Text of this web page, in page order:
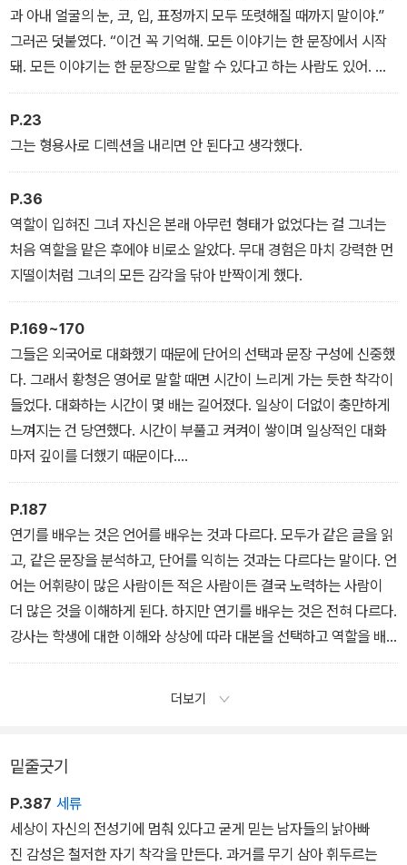
과 아내 얼굴의 눈, 코, 입, 표정까지 모두 또렷해질 때까지 말이야.”
그러곤 덧붙였다. “이건 꼭 기억해. 모든 이야기는 한 문장에서 시작
돼. 모든 이야기는 한 문장으로 말할 수 있다고 하는 사람도 있어. 그
런데”, 언니는 일부러 잠시 뜸을 들였다. “이야기를 시작한 그 한 문장
이 마지막 한 문장을 결정하는 거야.”
P.23
그는 형용사로 디렉션을 내리면 안 된다고 생각했다.
P.36
역할이 입혀진 그녀 자신은 본래 아무런 형태가 없었다는 걸 그녀는
처음 역할을 맡은 후에야 비로소 알았다. 무대 경험은 마치 강력한 먼
지떨이처럼 그녀의 모든 감각을 닦아 반짝이게 했다.
P.169~170
그들은 외국어로 대화했기 때문에 단어의 선택과 문장 구성에 신중했
다. 그래서 황청은 영어로 말할 때면 시간이 느리게 가는 듯한 착각이
들었다. 대화하는 시간이 몇 배는 길어졌다. 일상이 더없이 충만하게
느껴지는 건 당연했다. 시간이 부풀고 켜켜이 쌓이며 일상적인 대화
마저 깊이를 더했기 때문이다.
쥘리에트 비노슈가 전문 무용수만 못한 건 당연했다. 다리는 유연하
게 높이 올리지 못했고, 무게중심을 옮길 때는 넘어질까 걱정될 정도
였다. 하지만 유명 여배우가 자신의 결점이 노출될 수도 있는 공연에
도전한 것은 하늘을 보여주는 것과 같았다. 짙고 옅은 파란색이 있고,
흐렸다 맑았다 하는 회색도 있으며 맑았다가 비가 내리기도 하는 그
런 하늘 말이다. 이것만으로도 황청은 알 수 있었다. 배우가 되려면,
미래에 대한 두려움과 불안으로 시간을 낭비하는 걸 당장 멈춰야 한
다는 것을.
P.187
연기를 배우는 것은 언어를 배우는 것과 다르다. 모두가 같은 글을 읽
고, 같은 문장을 분석하고, 단어를 익히는 것과는 다르다는 말이다. 언
어는 어휘량이 많은 사람이든 적은 사람이든 결국 노력하는 사람이
더 많은 것을 이해하게 된다. 하지만 연기를 배우는 것은 전혀 다르다.
강사는 학생에 대한 이해와 상상에 따라 대본을 선택하고 역할을 배
정한다. 왜 원하는 배역을 직접 선택하게 하지 않는 걸까?
더보기
밑줄긋기
P.387 세류
세상이 자신의 전성기에 멈춰 있다고 굳게 믿는 남자들의 낡아빠
진 감성은 철저한 자기 착각을 만든다. 과거를 무기 삼아 휘두르는